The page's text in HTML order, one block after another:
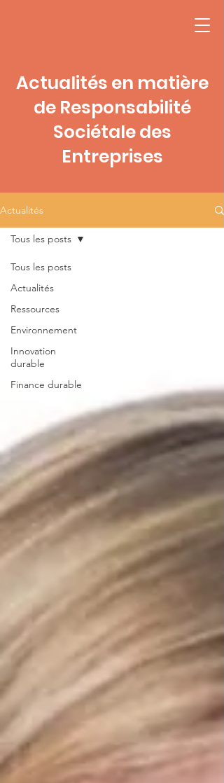
Actualités en matière
de Responsabilité
Sociétale des
Entreprises
Actualités
Tous les posts
Actualités
Ressources
Environnement
Innovation
durable
Finance durable
Tous les posts